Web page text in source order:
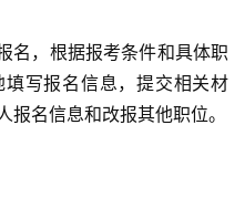
名，根据报考条件和具体职
写报名信息，提交相关材
名信息和改报其他职位。